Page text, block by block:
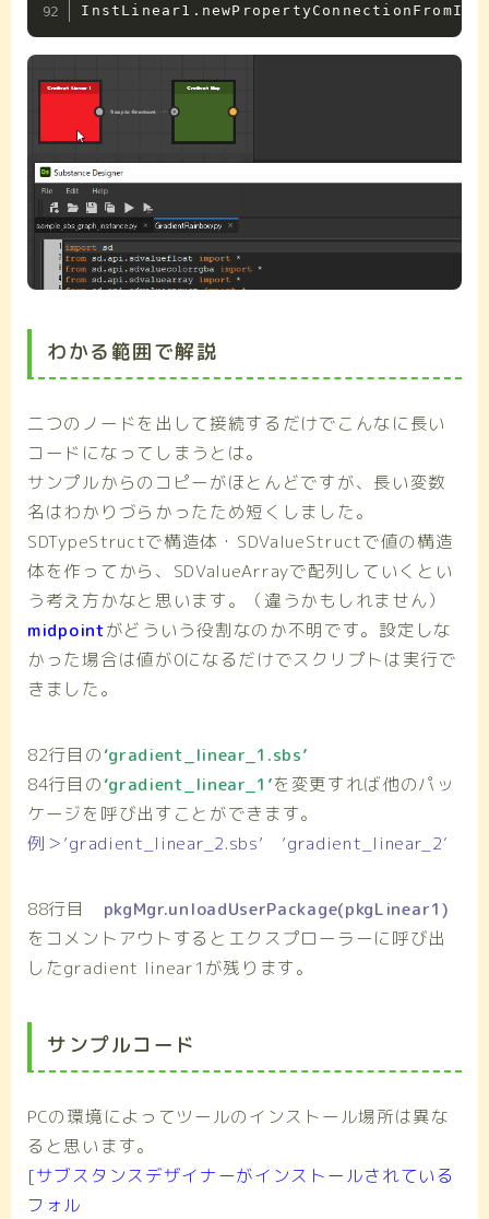
InstLinear1 . newPropertyConnectionFromId
わかる範囲で解説
二つのノードを出して接続するだけでこんなに長い
コードになってしまうとは。
サンプルからのコピーがほとんどですが、長い変数
名はわかりづらかったため短くしました。
SDTypeStructで構造体・SDValueStructで値の構造
体を作ってから、SDValueArrayで配列していくとい
う考え方かなと思います。（違うかもしれません）
midpointがどういう役割なのか不明です。設定しな
かった場合は値が0になるだけでスクリプトは実行で
きました。
82行目の‘gradient_linear_1.sbs’
84行目の‘gradient_linear_1’を変更すれば他のパッ
ケージを呼び出すことができます。
例＞’gradient_linear_2.sbs’ ’gradient_linear_2′
88行目 pkgMgr.unloadUserPackage(pkgLinear1)
をコメントアウトするとエクスプローラーに呼び出
したgradient linear1が残ります。
サンプルコード
PCの環境によってツールのインストール場所は異な
ると思います。
[サブスタンスデザイナーがインストールされている
フォル